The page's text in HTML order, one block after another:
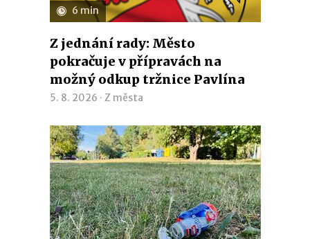
6 min
Z jednání rady: Město
pokračuje v přípravách na
možný odkup tržnice Pavlína
5. 8. 2026 · Z města